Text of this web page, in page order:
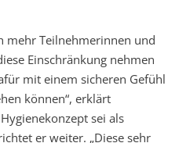
mehr Teilnehmerinnen und
Einschränkung nehmen
mit einem sicheren Gefühl
können“, erklärt
sei als
er weiter. „Diese sehr